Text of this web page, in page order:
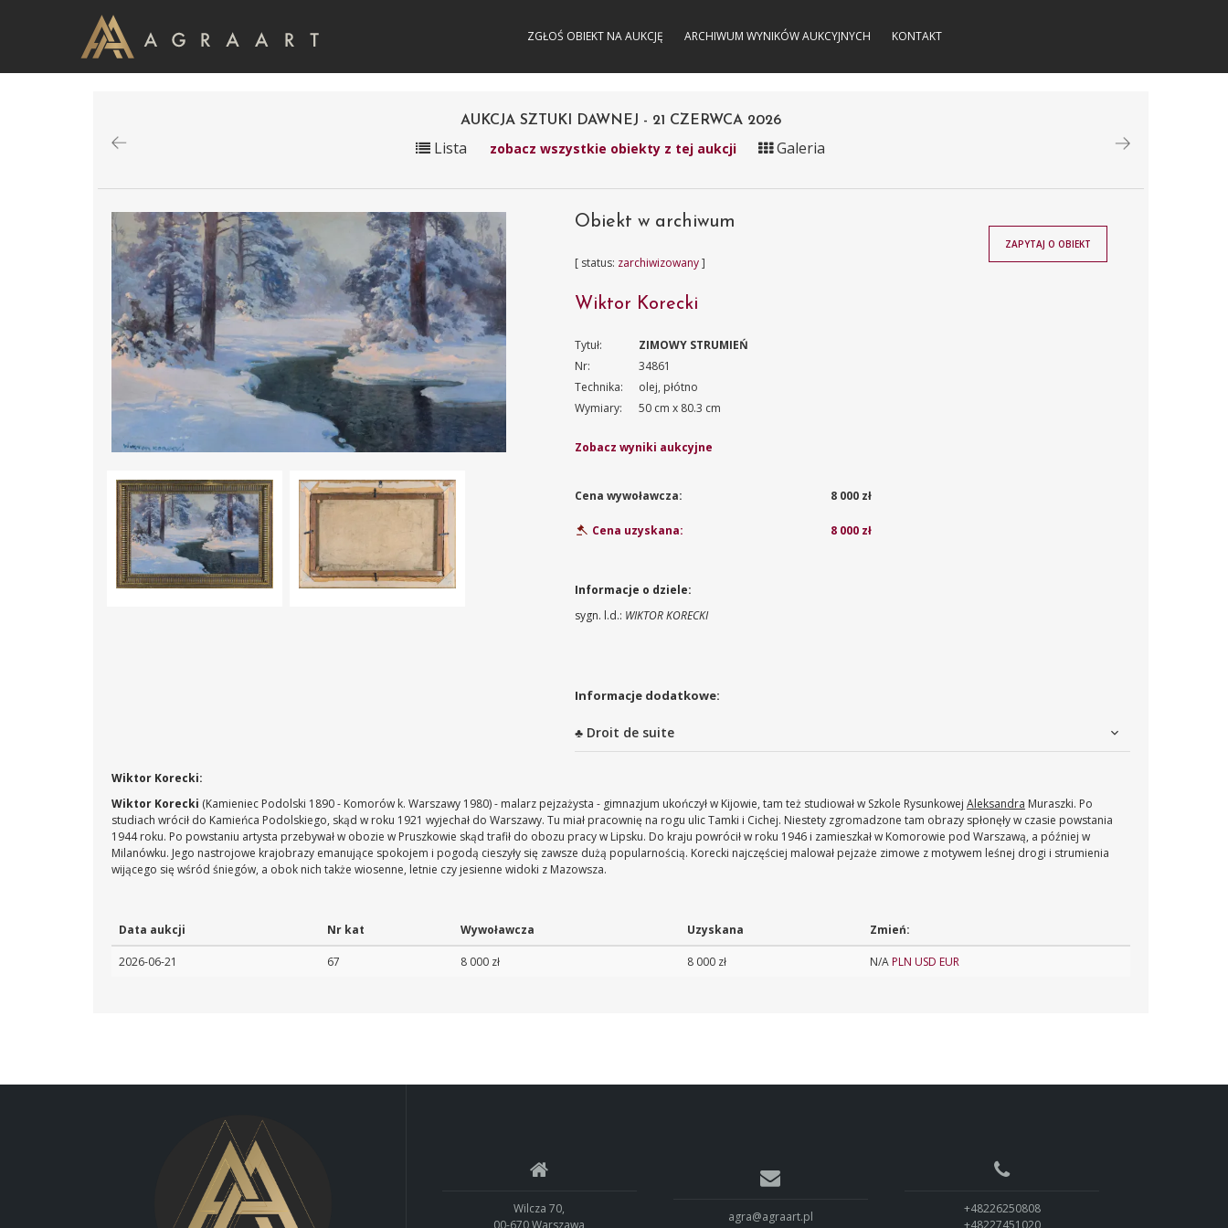
ZGŁOŚ OBIEKT NA AUKCJĘ ARCHIWUM WYNIKÓW AUKCYJNYCH KONTAKT
AUKCJA SZTUKI DAWNEJ - 21 CZERWCA 2026
Lista zobacz wszystkie obiekty z tej aukcji Galeria
Obiekt w archiwum
[ status: zarchiwizowany]
Wiktor Korecki
Tytuł:
ZIMOWY STRUMIEŃ
Nr:
34861
Technika:
olej, płótno
Wymiary:
50 cm x 80.3 cm
Zobacz wyniki aukcyjne
Cena wywoławcza: 8 000 zł
Cena uzyskana: 8 000 zł
ZAPYTAJ O OBIEKT
Informacje o dziele:
sygn. l.d.: WIKTOR KORECKI
Informacje dodatkowe:
♣ Droit de suite
Wiktor Korecki:
Wiktor Korecki (Kamieniec Podolski 1890 - Komorów k. Warszawy 1980) - malarz pejzażysta - gimnazjum ukończył w Kijowie, tam też studiował w Szkole Rysunkowej Aleksandra Muraszki. Po
studiach wrócił do Kamieńca Podolskiego, skąd w roku 1921 wyjechał do Warszawy. Tu miał pracownię na rogu ulic Tamki i Cichej. Niestety zgromadzone tam obrazy spłonęły w czasie powstania
1944 roku. Po powstaniu artysta przebywał w obozie w Pruszkowie skąd trafił do obozu pracy w Lipsku. Do kraju powrócił w roku 1946 i zamieszkał w Komorowie pod Warszawą, a później w
Milanówku. Jego nastrojowe krajobrazy emanujące spokojem i pogodą cieszyły się zawsze dużą popularnością. Korecki najczęściej malował pejzaże zimowe z motywem leśnej drogi i strumienia
wijącego się wśród śniegów, a obok nich także wiosenne, letnie czy jesienne widoki z Mazowsza.
Data aukcji Nr kat Wywoławcza Uzyskana Zmień:
2026-06-21 67 8 000 zł 8 000 zł N/APLN USD EUR
Wilcza 70,
00-670 Warszawa
agra@agraart.pl
+48226250808
+48227451020